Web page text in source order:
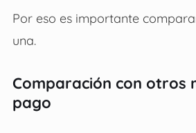
Por eso es importante
una.
Comparación con otros
pago